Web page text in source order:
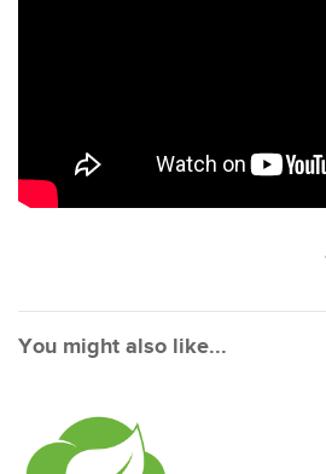
You might also like...